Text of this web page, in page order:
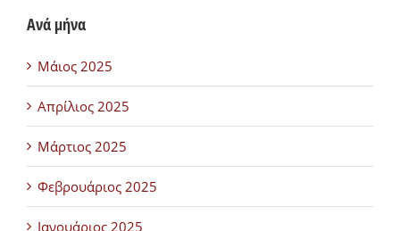
Ανά μήνα
Μάιος 2025
Απρίλιος 2025
Μάρτιος 2025
Φεβρουάριος 2025
Ιανουάριος 2025